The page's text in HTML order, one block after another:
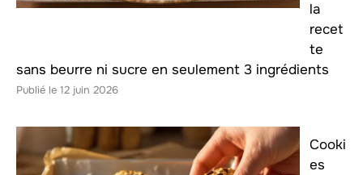
la
recet
te
sans beurre ni sucre en seulement 3 ingrédients
12 juin 2026
Cooki
es